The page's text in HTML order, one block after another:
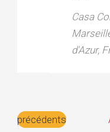
Casa
d'Azur,
Évènements
précédents